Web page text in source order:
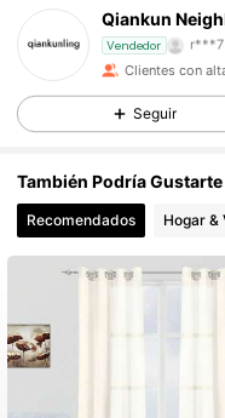
Qiankun
Vendedor
4,88
r***7
4,88
4,88
Clientes con
Seguir
También Podría Gustarte
Recomendados Hogar &